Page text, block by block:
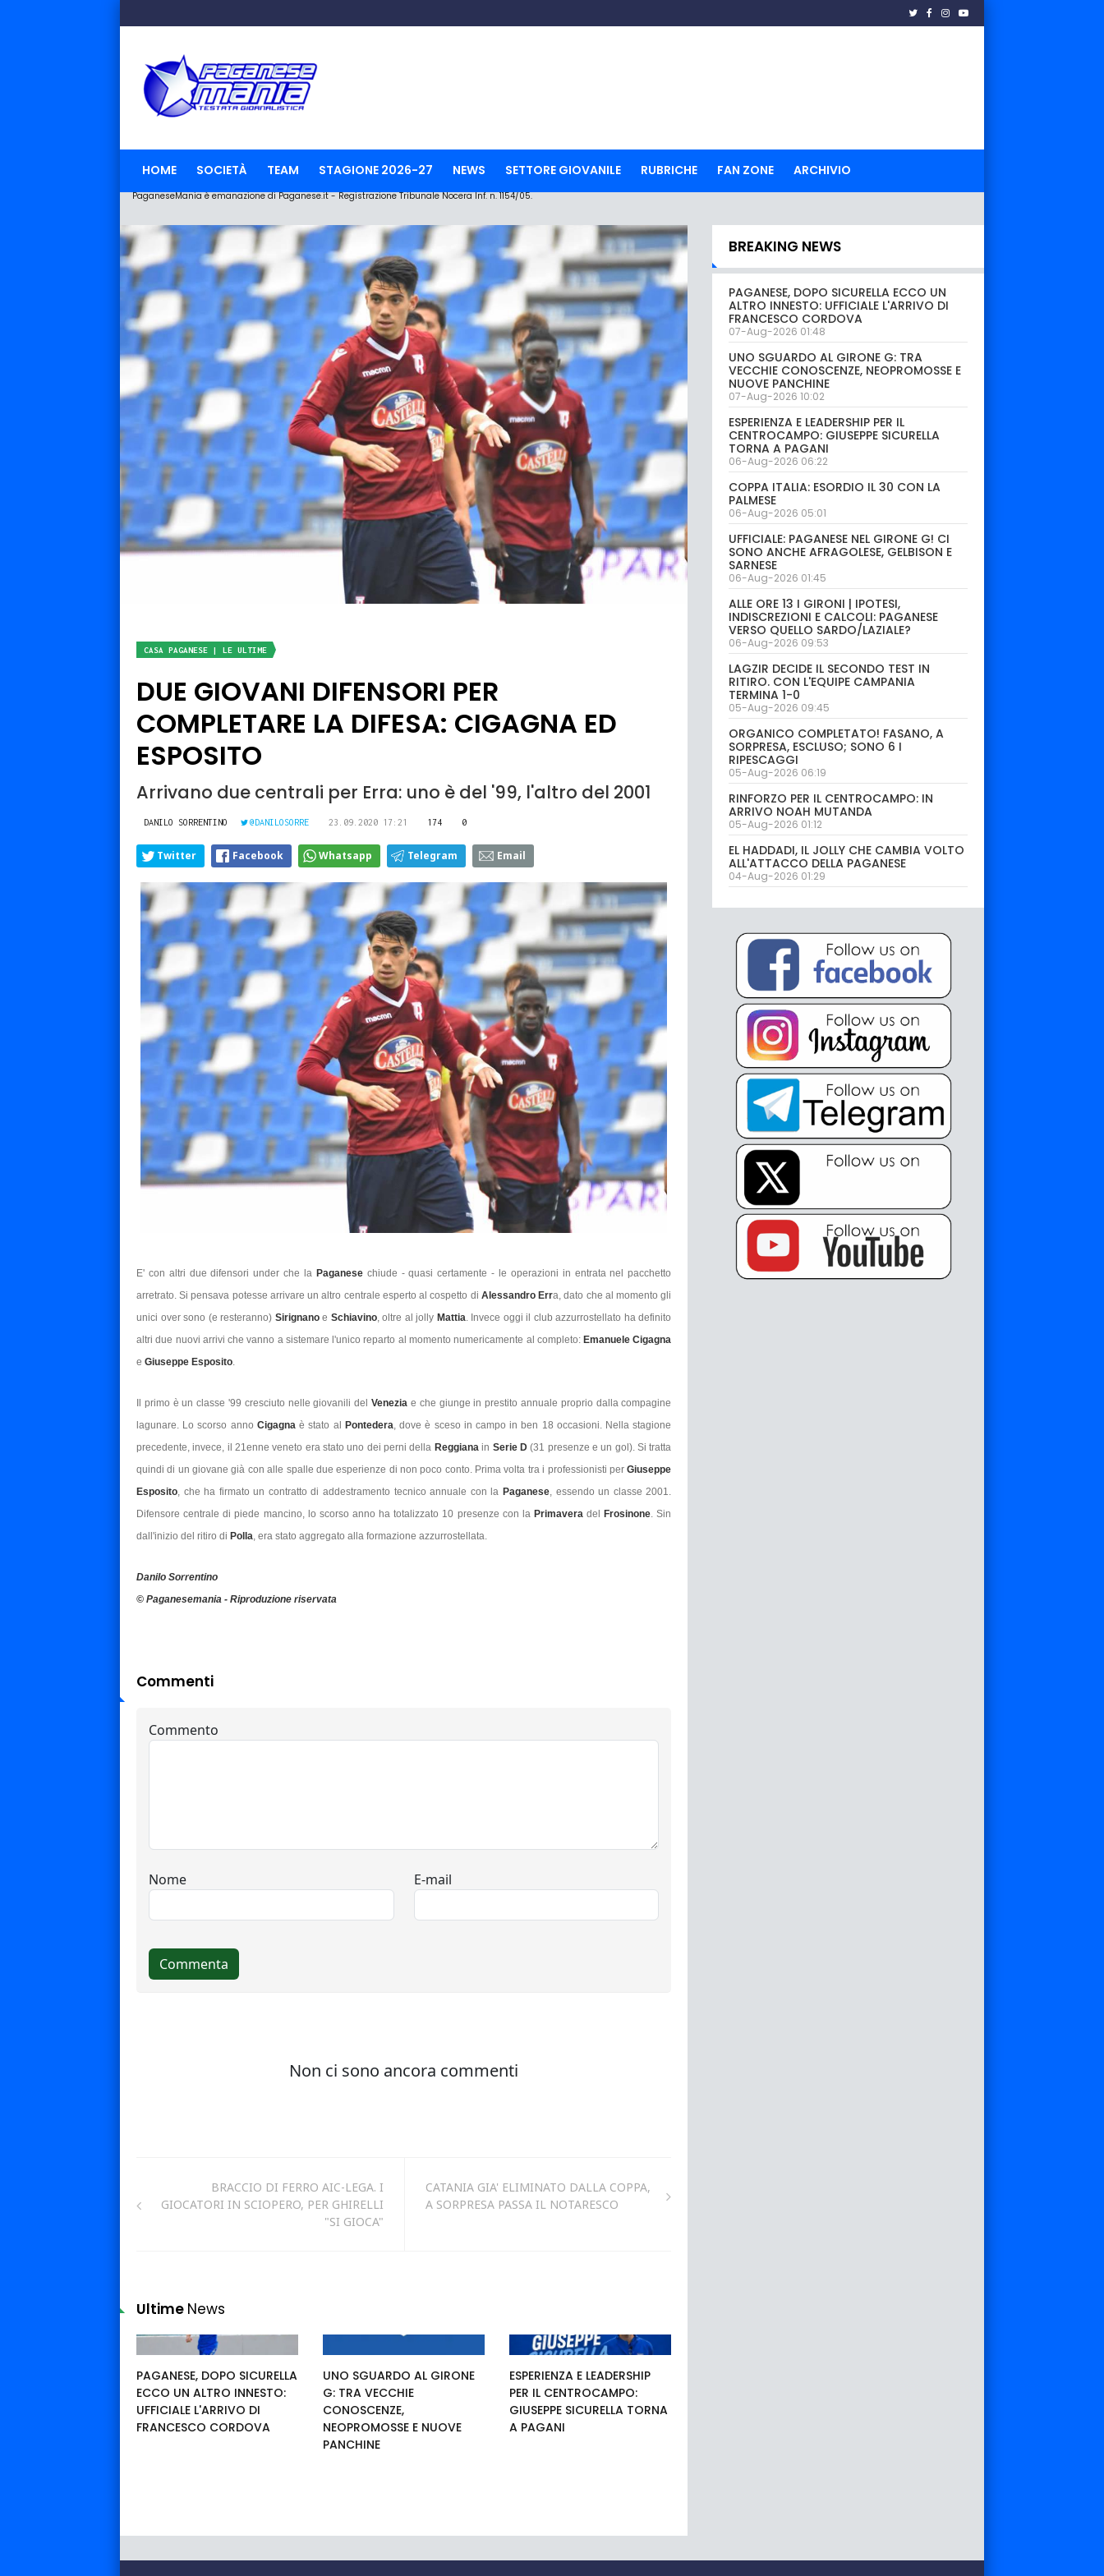
HOME SOCIETÀ TEAM STAGIONE 2026-27 NEWS SETTORE GIOVANILE RUBRICHE FAN ZONE ARCHIVIO
PaganeseMania è emanazione di Paganese.it - Registrazione Tribunale Nocera Inf. n. 1154/05.
CASA PAGANESE | LE ULTIME
DUE GIOVANI DIFENSORI PER
COMPLETARE LA DIFESA: CIGAGNA ED
ESPOSITO
Arrivano due centrali per Erra: uno è del '99, l'altro del 2001
DANILO SORRENTINO @DANILOSORRE 23.09.2020 17:21 174 0
Twitter Facebook Whatsapp Telegram Email
E' con altri due difensori under che la Paganese chiude - quasi certamente - le operazioni in entrata nel pacchetto
arretrato. Si pensava potesse arrivare un altro centrale esperto al cospetto di Alessandro Erra, dato che al momento gli
unici over sono (e resteranno) Sirignanoe Schiavino, oltre al jolly Mattia. Invece oggi il club azzurrostellato ha definito
altri due nuovi arrivi che vanno a sistemare l'unico reparto al momento numericamente al completo: Emanuele Cigagna
e Giuseppe Esposito.
Il primo è un classe '99 cresciuto nelle giovanili delVenezia e che giunge in prestito annuale proprio dalla compagine
lagunare. Lo scorso anno Cigagnaè stato al Pontedera, dove è sceso in campo in ben 18 occasioni. Nella stagione
precedente, invece, il 21enne veneto era stato uno dei perni della Reggianain Serie D(31 presenze e un gol). Si tratta
quindi di un giovane già con alle spalle due esperienze di non poco conto. Prima volta tra i professionisti perGiuseppe
Esposito, che ha firmato un contratto di addestramento tecnico annuale con la Paganese, essendo un classe 2001.
Difensore centrale di piede mancino, lo scorso anno ha totalizzato 10 presenze con la Primaveradel Frosinone. Sin
dall'inizio del ritiro di Polla, era stato aggregato alla formazione azzurrostellata.
Danilo Sorrentino
© Paganesemania - Riproduzione riservata
Commenti
BRACCIO DI FERRO AIC-LEGA. I
GIOCATORI IN SCIOPERO, PER GHIRELLI
"SI GIOCA"
CATANIA GIA' ELIMINATO DALLA COPPA,
A SORPRESA PASSA IL NOTARESCO
Ultime News
PAGANESE, DOPO SICURELLA
ECCO UN ALTRO INNESTO:
UFFICIALE L'ARRIVO DI
FRANCESCO CORDOVA
UNO SGUARDO AL GIRONE
G: TRA VECCHIE
CONOSCENZE,
NEOPROMOSSE E NUOVE
PANCHINE
ESPERIENZA E LEADERSHIP
PER IL CENTROCAMPO:
GIUSEPPE SICURELLA TORNA
A PAGANI
BREAKING NEWS
PAGANESE, DOPO SICURELLA ECCO UN
ALTRO INNESTO: UFFICIALE L'ARRIVO DI
FRANCESCO CORDOVA
07-Aug-2026 01:48
UNO SGUARDO AL GIRONE G: TRA
VECCHIE CONOSCENZE, NEOPROMOSSE E
NUOVE PANCHINE
07-Aug-2026 10:02
ESPERIENZA E LEADERSHIP PER IL
CENTROCAMPO: GIUSEPPE SICURELLA
TORNA A PAGANI
06-Aug-2026 06:22
COPPA ITALIA: ESORDIO IL 30 CON LA
PALMESE
06-Aug-2026 05:01
UFFICIALE: PAGANESE NEL GIRONE G! CI
SONO ANCHE AFRAGOLESE, GELBISON E
SARNESE
06-Aug-2026 01:45
ALLE ORE 13 I GIRONI | IPOTESI,
INDISCREZIONI E CALCOLI: PAGANESE
VERSO QUELLO SARDO/LAZIALE?
06-Aug-2026 09:53
LAGZIR DECIDE IL SECONDO TEST IN
RITIRO. CON L'EQUIPE CAMPANIA
TERMINA 1-0
05-Aug-2026 09:45
ORGANICO COMPLETATO! FASANO, A
SORPRESA, ESCLUSO; SONO 6 I
RIPESCAGGI
05-Aug-2026 06:19
RINFORZO PER IL CENTROCAMPO: IN
ARRIVO NOAH MUTANDA
05-Aug-2026 01:12
EL HADDADI, IL JOLLY CHE CAMBIA VOLTO
ALL'ATTACCO DELLA PAGANESE
04-Aug-2026 01:29